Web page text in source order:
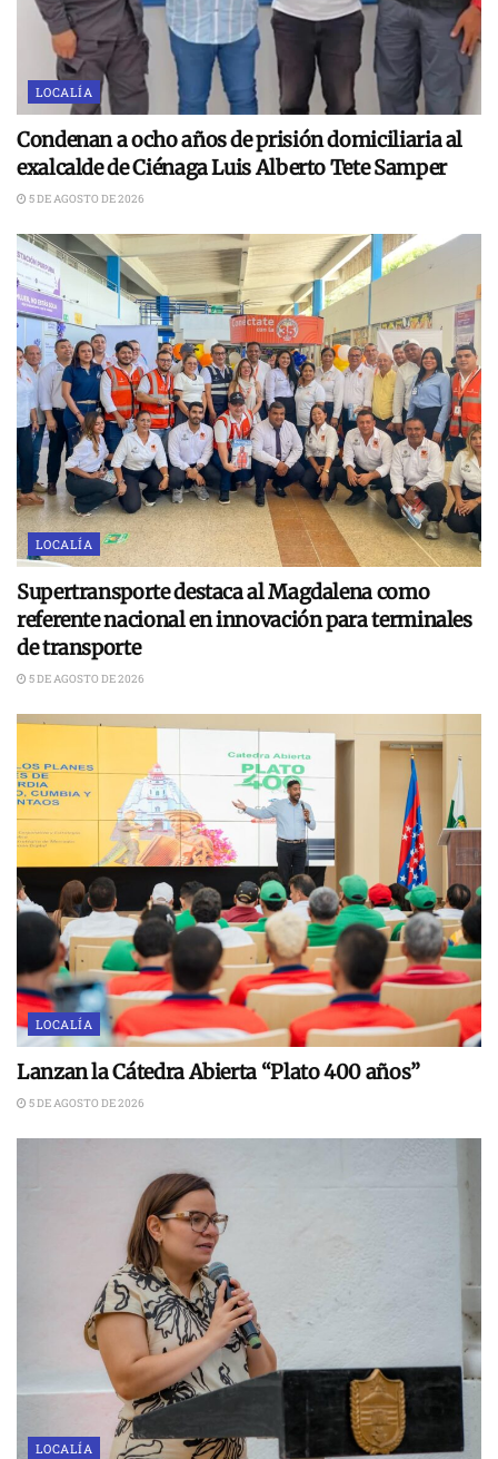
LOCALÍA
Condenan a ocho años de prisión domiciliaria al
exalcalde de Ciénaga Luis Alberto Tete Samper
5 DE AGOSTO DE 2026
LOCALÍA
Supertransporte destaca al Magdalena como
referente nacional en innovación para terminales
de transporte
5 DE AGOSTO DE 2026
LOCALÍA
Lanzan la Cátedra Abierta “Plato 400 años”
5 DE AGOSTO DE 2026
LOCALÍA